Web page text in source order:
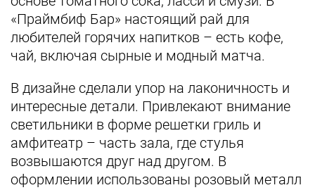
«Праймбиф Бар» настоящий рай для
любителей горячих напитков – есть кофе,
чай, включая сырные и модный матча.
В дизайне сделали упор на лаконичность и
интересные детали. Привлекают внимание
светильники в форме решетки гриль и
амфитеатр – часть зала, где стулья
возвышаются друг над другом. В
оформлении использованы розовый металл